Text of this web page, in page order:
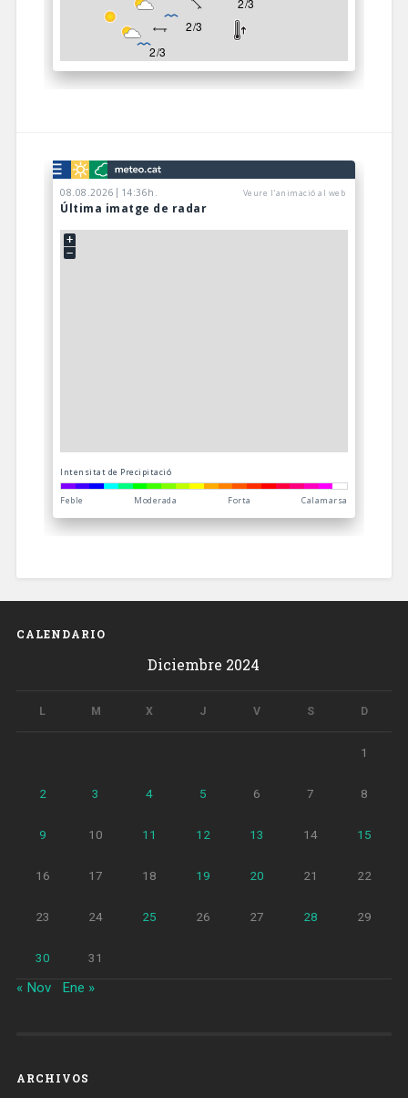
CALENDARIO
Diciembre 2024
L M X J V S D
1
2 3 4 5 6 7 8
9 10 11 12 13 14 15
16 17 18 19 20 21 22
23 24 25 26 27 28 29
30 31
« Nov Ene »
ARCHIVOS